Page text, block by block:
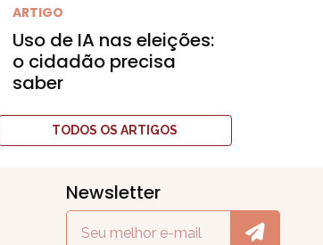
ARTIGO
Uso de IA nas eleições:
o cidadão precisa
saber
TODOS OS ARTIGOS
Newsletter